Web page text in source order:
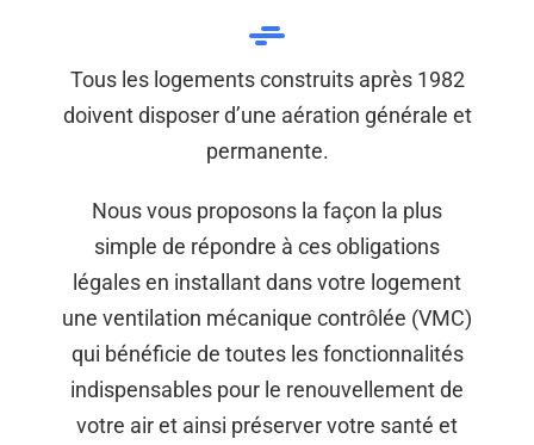
Tous les logements construits après 1982
doivent disposer d’une aération générale et
permanente.
Nous vous proposons la façon la plus
simple de répondre à ces obligations
légales en installant dans votre logement
une ventilation mécanique contrôlée (VMC)
qui bénéficie de toutes les fonctionnalités
indispensables pour le renouvellement de
votre air et ainsi préserver votre santé et